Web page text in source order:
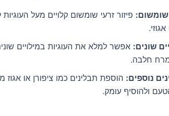
שומשום: פיזור זרעי שומשום קלויים מעל
שונים: אפשר למלא את העוגיות במילויים
חלבה.
נוספים: הוספת תבלינים כמו ציפורן או אגוז
ולהוסיף עומק.